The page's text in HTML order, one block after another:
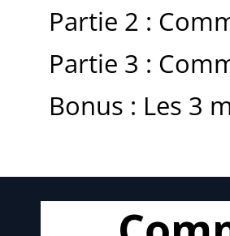
Partie 2 :
Partie 3 :
Bonus : Les 3